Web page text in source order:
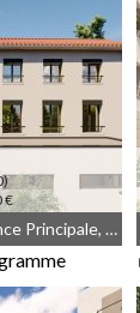
000,00 €
€
JEANBRUN, Résidence Principale, Droit commun, Meublé non géré